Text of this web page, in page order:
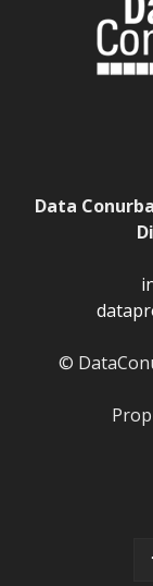
Data
©